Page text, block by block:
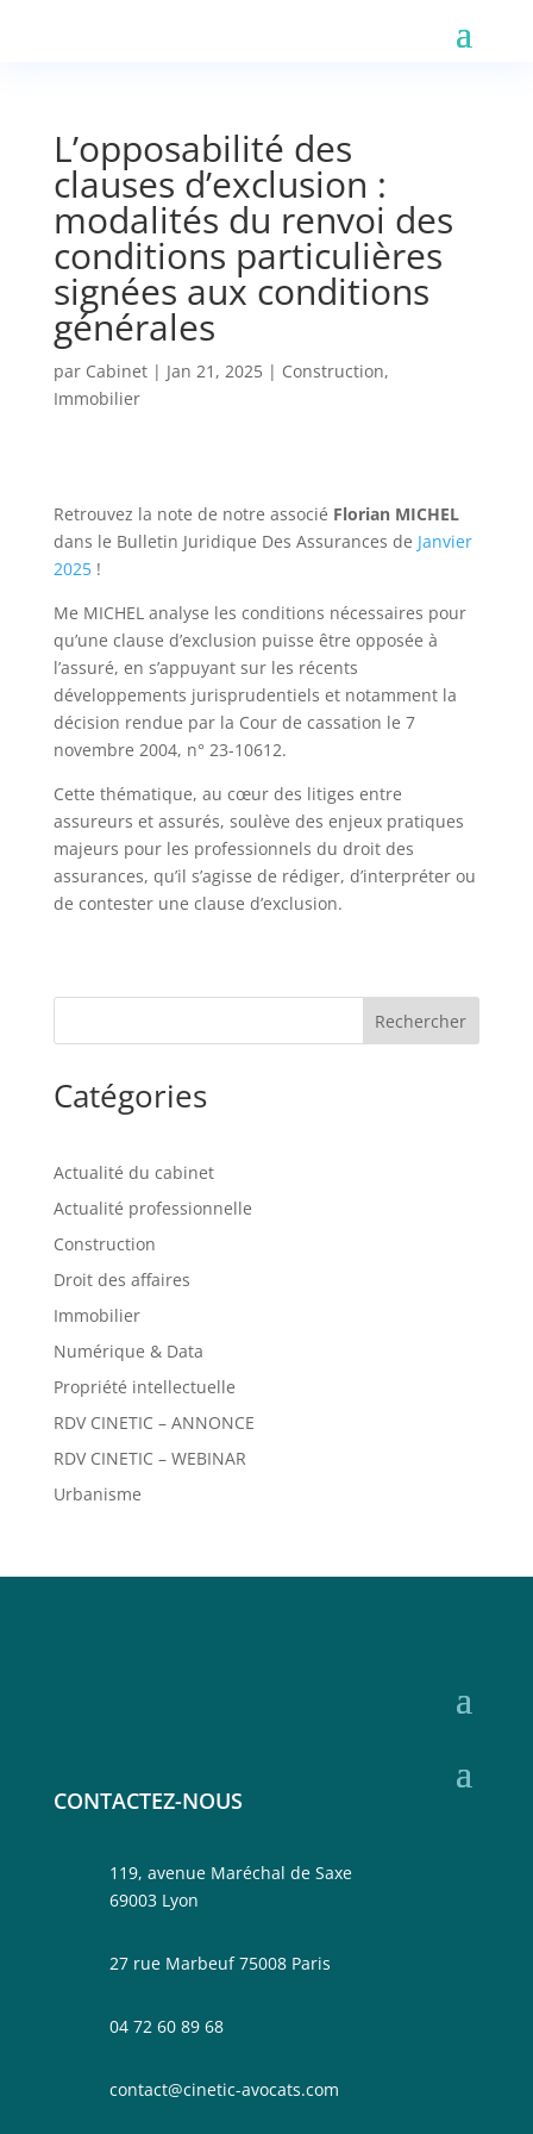
L’opposabilité des
clauses d’exclusion :
modalités du renvoi des
conditions particulières
signées aux conditions
générales
par Cabinet| Jan 21, 2025| Construction,
Immobilier
Retrouvez la note de notre associé Florian MICHEL
dans le Bulletin Juridique Des Assurances de Janvier
2025 !
Me MICHEL analyse les conditions nécessaires pour
qu’une clause d’exclusion puisse être opposée à
l’assuré, en s’appuyant sur les récents
développements jurisprudentiels et notamment la
décision rendue par la Cour de cassation le 7
novembre 2004, n° 23-10612.
Cette thématique, au cœur des litiges entre
assureurs et assurés, soulève des enjeux pratiques
majeurs pour les professionnels du droit des
assurances, qu’il s’agisse de rédiger, d’interpréter ou
de contester une clause d’exclusion.
Rechercher
Catégories
Actualité du cabinet
Actualité professionnelle
Construction
Droit des affaires
Immobilier
Numérique & Data
Propriété intellectuelle
RDV CINETIC – ANNONCE
RDV CINETIC – WEBINAR
Urbanisme
CONTACTEZ-NOUS
119, avenue Maréchal de Saxe
69003 Lyon
27 rue Marbeuf 75008 Paris
04 72 60 89 68
contact@cinetic-avocats.com